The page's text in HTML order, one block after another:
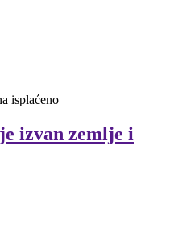
isplaćeno
izvan zemlje i